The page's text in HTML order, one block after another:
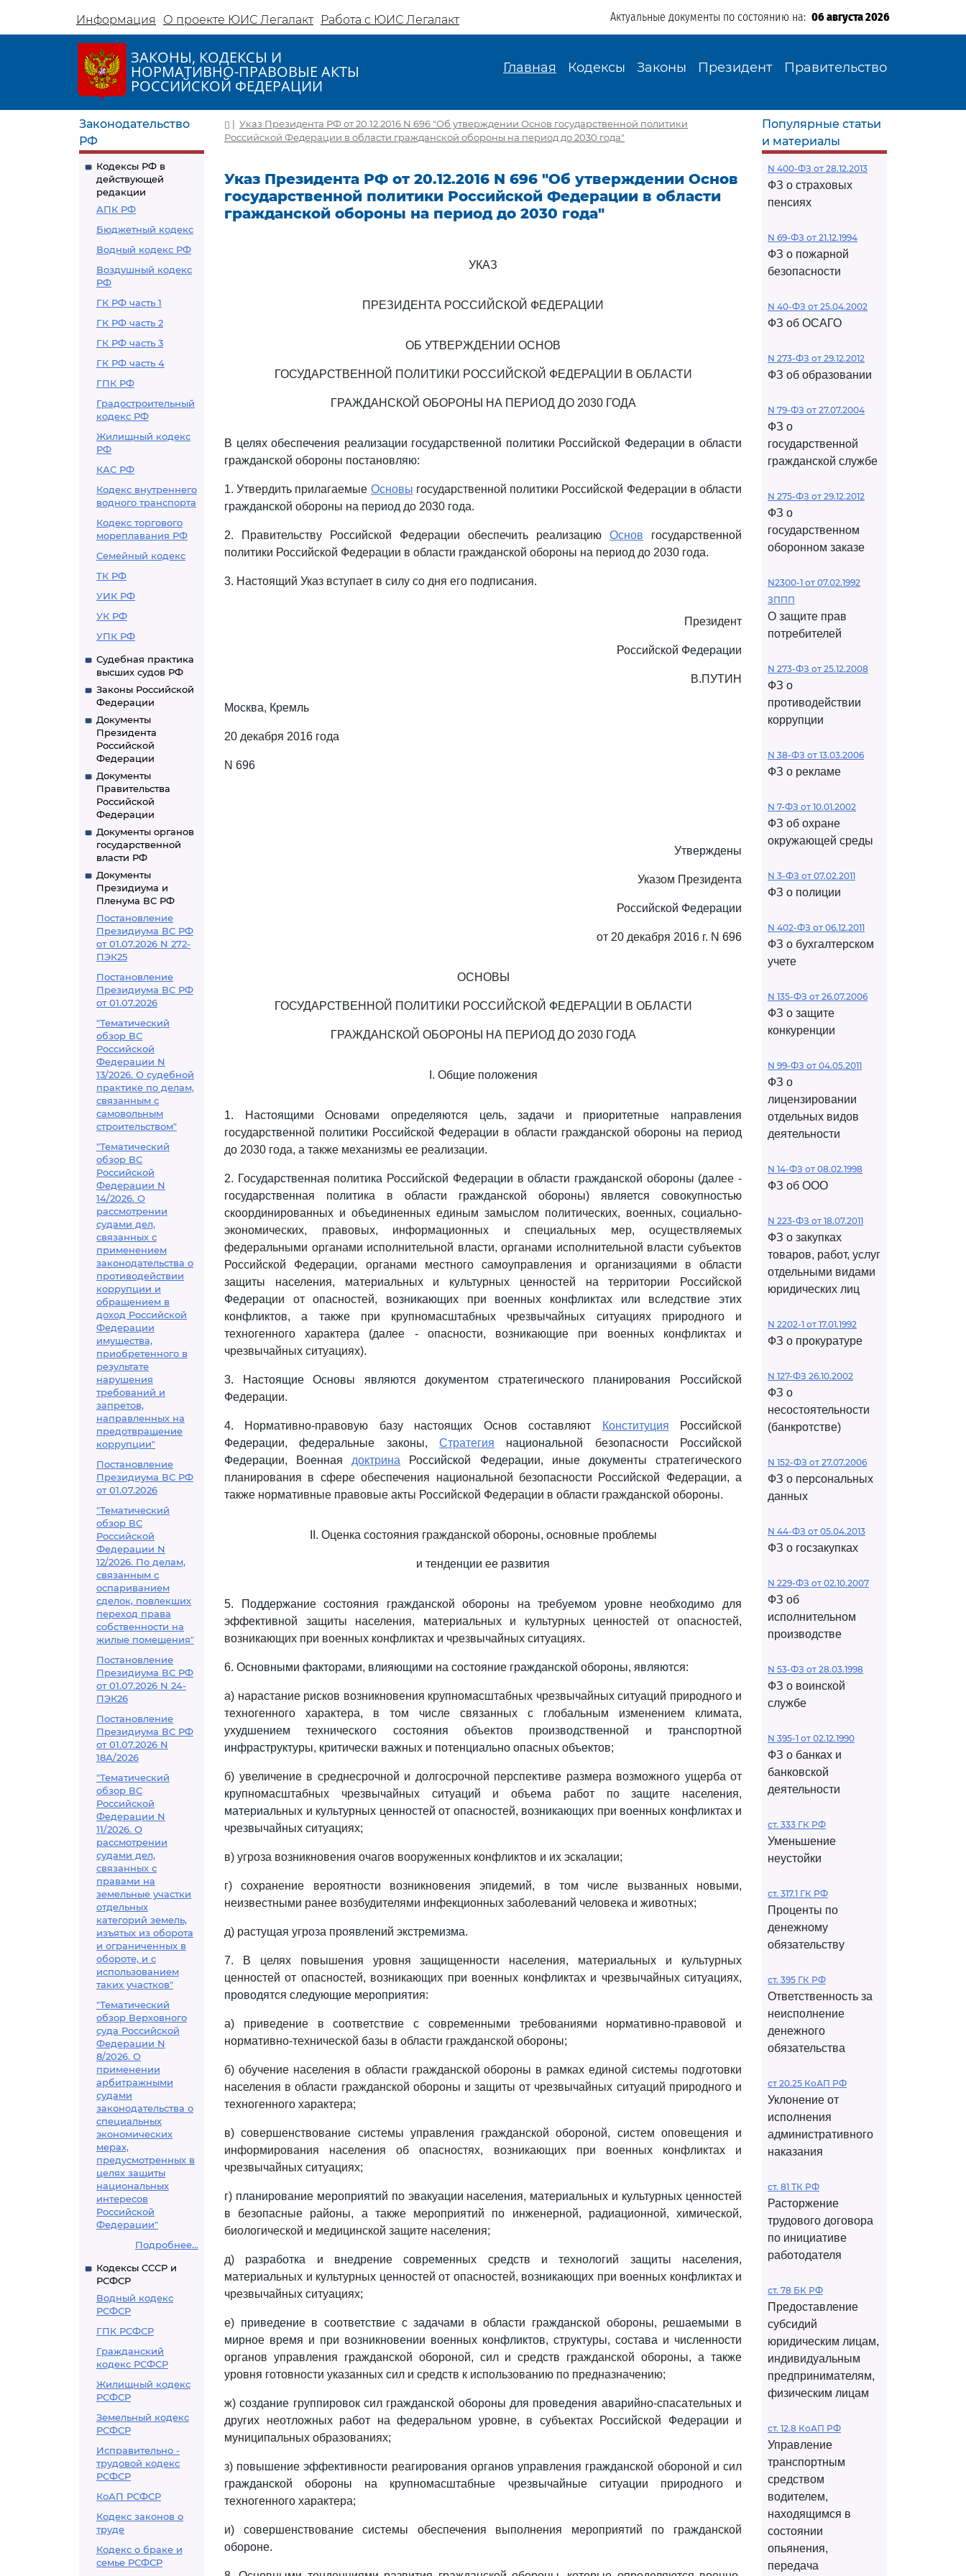
Информация О проекте ЮИС Легалакт Работа с ЮИС Легалакт Актуальные документы по состоянию на: 06 августа 2026
ЗАКОНЫ, КОДЕКСЫ И
НОРМАТИВНО-ПРАВОВЫЕ АКТЫ
РОССИЙСКОЙ ФЕДЕРАЦИИ
Главная Кодексы Законы Президент Правительство
Законодательство
РФ
Кодексы РФ в
действующей
редакции
АПК РФ
Бюджетный кодекс
Водный кодекс РФ
Воздушный кодекс
РФ
ГК РФ часть 1
ГК РФ часть 2
ГК РФ часть 3
ГК РФ часть 4
ГПК РФ
Градостроительный
кодекс РФ
Жилищный кодекс
РФ
КАС РФ
Кодекс внутреннего
водного транспорта
Кодекс торгового
мореплавания РФ
Семейный кодекс
ТК РФ
УИК РФ
УК РФ
УПК РФ
Судебная практика
высших судов РФ
Законы Российской
Федерации
Документы
Президента
Российской
Федерации
Документы
Правительства
Российской
Федерации
Документы органов
государственной
власти РФ
Документы
Президиума и
Пленума ВС РФ
Постановление
Президиума ВС РФ
от 01.07.2026 N 272-
ПЭК25
Постановление
Президиума ВС РФ
от 01.07.2026
"Тематический
обзор ВС
Российской
Федерации N
13/2026. О судебной
практике по делам,
связанным с
самовольным
строительством"
"Тематический
обзор ВС
Российской
Федерации N
14/2026. О
рассмотрении
судами дел,
связанных с
применением
законодательства о
противодействии
коррупции и
обращением в
доход Российской
Федерации
имущества,
приобретенного в
результате
нарушения
требований и
запретов,
направленных на
предотвращение
коррупции"
Постановление
Президиума ВС РФ
от 01.07.2026
"Тематический
обзор ВС
Российской
Федерации N
12/2026. По делам,
связанным с
оспариванием
сделок, повлекших
переход права
собственности на
жилые помещения"
Постановление
Президиума ВС РФ
от 01.07.2026 N 24-
ПЭК26
Постановление
Президиума ВС РФ
от 01.07.2026 N
18А/2026
"Тематический
обзор ВС
Российской
Федерации N
11/2026. О
рассмотрении
судами дел,
связанных с
правами на
земельные участки
отдельных
категорий земель,
изъятых из оборота
и ограниченных в
обороте, и с
использованием
таких участков"
"Тематический
обзор Верховного
суда Российской
Федерации N
8/2026. О
применении
арбитражными
судами
законодательства о
специальных
экономических
мерах,
предусмотренных в
целях защиты
национальных
интересов
Российской
Федерации"
Подробнее...
Кодексы СССР и
РСФСР
Водный кодекс
РСФСР
ГПК РСФСР
Гражданский
кодекс РСФСР
Жилищный кодекс
РСФСР
Земельный кодекс
РСФСР
Исправительно -
трудовой кодекс
РСФСР
КоАП РСФСР
Кодекс законов о
труде
Кодекс о браке и
семье РСФСР
| Указ Президента РФ от 20.12.2016 N 696 "Об утверждении Основ государственной политики
Российской Федерации в области гражданской обороны на период до 2030 года"
Указ Президента РФ от 20.12.2016 N 696 "Об утверждении Основ
государственной политики Российской Федерации в области
гражданской обороны на период до 2030 года"
УКАЗ
ПРЕЗИДЕНТА РОССИЙСКОЙ ФЕДЕРАЦИИ
ОБ УТВЕРЖДЕНИИ ОСНОВ
ГОСУДАРСТВЕННОЙ ПОЛИТИКИ РОССИЙСКОЙ ФЕДЕРАЦИИ В ОБЛАСТИ
ГРАЖДАНСКОЙ ОБОРОНЫ НА ПЕРИОД ДО 2030 ГОДА
В целях обеспечения реализации государственной политики Российской Федерации в области
гражданской обороны постановляю:
1. Утвердить прилагаемые Основы государственной политики Российской Федерации в области
гражданской обороны на период до 2030 года.
2. Правительству Российской Федерации обеспечить реализацию Основ государственной
политики Российской Федерации в области гражданской обороны на период до 2030 года.
3. Настоящий Указ вступает в силу со дня его подписания.
Президент
Российской Федерации
В.ПУТИН
Москва, Кремль
20 декабря 2016 года
N 696
Утверждены
Указом Президента
Российской Федерации
от 20 декабря 2016 г. N 696
ОСНОВЫ
ГОСУДАРСТВЕННОЙ ПОЛИТИКИ РОССИЙСКОЙ ФЕДЕРАЦИИ В ОБЛАСТИ
ГРАЖДАНСКОЙ ОБОРОНЫ НА ПЕРИОД ДО 2030 ГОДА
I. Общие положения
1. Настоящими Основами определяются цель, задачи и приоритетные направления
государственной политики Российской Федерации в области гражданской обороны на период
до 2030 года, а также механизмы ее реализации.
2. Государственная политика Российской Федерации в области гражданской обороны (далее -
государственная политика в области гражданской обороны) является совокупностью
скоординированных и объединенных единым замыслом политических, военных, социально-
экономических, правовых, информационных и специальных мер, осуществляемых
федеральными органами исполнительной власти, органами исполнительной власти субъектов
Российской Федерации, органами местного самоуправления и организациями в области
защиты населения, материальных и культурных ценностей на территории Российской
Федерации от опасностей, возникающих при военных конфликтах или вследствие этих
конфликтов, а также при крупномасштабных чрезвычайных ситуациях природного и
техногенного характера (далее - опасности, возникающие при военных конфликтах и
чрезвычайных ситуациях).
3. Настоящие Основы являются документом стратегического планирования Российской
Федерации.
4. Нормативно-правовую базу настоящих Основ составляют Конституция Российской
Федерации, федеральные законы, Стратегия национальной безопасности Российской
Федерации, Военная доктрина Российской Федерации, иные документы стратегического
планирования в сфере обеспечения национальной безопасности Российской Федерации, а
также нормативные правовые акты Российской Федерации в области гражданской обороны.
II. Оценка состояния гражданской обороны, основные проблемы
и тенденции ее развития
5. Поддержание состояния гражданской обороны на требуемом уровне необходимо для
эффективной защиты населения, материальных и культурных ценностей от опасностей,
возникающих при военных конфликтах и чрезвычайных ситуациях.
6. Основными факторами, влияющими на состояние гражданской обороны, являются:
а) нарастание рисков возникновения крупномасштабных чрезвычайных ситуаций природного и
техногенного характера, в том числе связанных с глобальным изменением климата,
ухудшением технического состояния объектов производственной и транспортной
инфраструктуры, критически важных и потенциально опасных объектов;
б) увеличение в среднесрочной и долгосрочной перспективе размера возможного ущерба от
крупномасштабных чрезвычайных ситуаций и объема работ по защите населения,
материальных и культурных ценностей от опасностей, возникающих при военных конфликтах и
чрезвычайных ситуациях;
в) угроза возникновения очагов вооруженных конфликтов и их эскалации;
г) сохранение вероятности возникновения эпидемий, в том числе вызванных новыми,
неизвестными ранее возбудителями инфекционных заболеваний человека и животных;
д) растущая угроза проявлений экстремизма.
7. В целях повышения уровня защищенности населения, материальных и культурных
ценностей от опасностей, возникающих при военных конфликтах и чрезвычайных ситуациях,
проводятся следующие мероприятия:
а) приведение в соответствие с современными требованиями нормативно-правовой и
нормативно-технической базы в области гражданской обороны;
б) обучение населения в области гражданской обороны в рамках единой системы подготовки
населения в области гражданской обороны и защиты от чрезвычайных ситуаций природного и
техногенного характера;
в) совершенствование системы управления гражданской обороной, систем оповещения и
информирования населения об опасностях, возникающих при военных конфликтах и
чрезвычайных ситуациях;
г) планирование мероприятий по эвакуации населения, материальных и культурных ценностей
в безопасные районы, а также мероприятий по инженерной, радиационной, химической,
биологической и медицинской защите населения;
д) разработка и внедрение современных средств и технологий защиты населения,
материальных и культурных ценностей от опасностей, возникающих при военных конфликтах и
чрезвычайных ситуациях;
е) приведение в соответствие с задачами в области гражданской обороны, решаемыми в
мирное время и при возникновении военных конфликтов, структуры, состава и численности
органов управления гражданской обороной, сил и средств гражданской обороны, а также
уровня готовности указанных сил и средств к использованию по предназначению;
ж) создание группировок сил гражданской обороны для проведения аварийно-спасательных и
других неотложных работ на федеральном уровне, в субъектах Российской Федерации и
муниципальных образованиях;
з) повышение эффективности реагирования органов управления гражданской обороной и сил
гражданской обороны на крупномасштабные чрезвычайные ситуации природного и
техногенного характера;
и) совершенствование системы обеспечения выполнения мероприятий по гражданской
обороне.
Популярные статьи
и материалы
N 400-ФЗ от 28.12.2013
ФЗ о страховых
пенсиях
N 69-ФЗ от 21.12.1994
ФЗ о пожарной
безопасности
N 40-ФЗ от 25.04.2002
ФЗ об ОСАГО
N 273-ФЗ от 29.12.2012
ФЗ об образовании
N 79-ФЗ от 27.07.2004
ФЗ о
государственной
гражданской службе
N 275-ФЗ от 29.12.2012
ФЗ о
государственном
оборонном заказе
N2300-1 от 07.02.1992
ЗППП
О защите прав
потребителей
N 273-ФЗ от 25.12.2008
ФЗ о
противодействии
коррупции
N 38-ФЗ от 13.03.2006
ФЗ о рекламе
N 7-ФЗ от 10.01.2002
ФЗ об охране
окружающей среды
N 3-ФЗ от 07.02.2011
ФЗ о полиции
N 402-ФЗ от 06.12.2011
ФЗ о бухгалтерском
учете
N 135-ФЗ от 26.07.2006
ФЗ о защите
конкуренции
N 99-ФЗ от 04.05.2011
ФЗ о
лицензировании
отдельных видов
деятельности
N 14-ФЗ от 08.02.1998
ФЗ об ООО
N 223-ФЗ от 18.07.2011
ФЗ о закупках
товаров, работ, услуг
отдельными видами
юридических лиц
N 2202-1 от 17.01.1992
ФЗ о прокуратуре
N 127-ФЗ 26.10.2002
ФЗ о
несостоятельности
(банкротстве)
N 152-ФЗ от 27.07.2006
ФЗ о персональных
данных
N 44-ФЗ от 05.04.2013
ФЗ о госзакупках
N 229-ФЗ от 02.10.2007
ФЗ об
исполнительном
производстве
N 53-ФЗ от 28.03.1998
ФЗ о воинской
службе
N 395-1 от 02.12.1990
ФЗ о банках и
банковской
деятельности
ст. 333 ГК РФ
Уменьшение
неустойки
ст. 317.1 ГК РФ
Проценты по
денежному
обязательству
ст. 395 ГК РФ
Ответственность за
неисполнение
денежного
обязательства
ст 20.25 КоАП РФ
Уклонение от
исполнения
административного
наказания
ст. 81 ТК РФ
Расторжение
трудового договора
по инициативе
работодателя
ст. 78 БК РФ
Предоставление
субсидий
юридическим лицам,
индивидуальным
предпринимателям,
физическим лицам
ст. 12.8 КоАП РФ
Управление
транспортным
средством
водителем,
находящимся в
состоянии
опьянения,
передача